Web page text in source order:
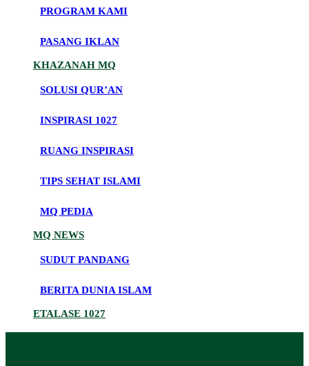
PROGRAM KAMI
PASANG IKLAN
KHAZANAH MQ
SOLUSI QUR’AN
INSPIRASI 1027
RUANG INSPIRASI
TIPS SEHAT ISLAMI
MQ PEDIA
MQ NEWS
SUDUT PANDANG
BERITA DUNIA ISLAM
ETALASE 1027